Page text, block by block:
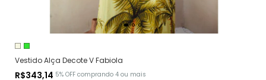
Vestido Alça Decote V Fabiola
R$343,14 5% OFF comprando 4 ou mais